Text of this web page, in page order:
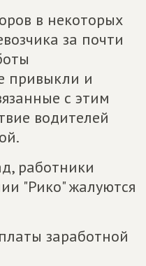
в некоторых
за почти
привыкли и
с этим
водителей
работники
"Рико" жалуются
заработной